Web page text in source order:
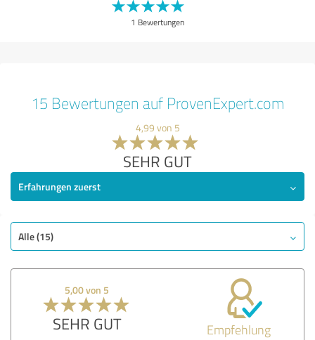
1 Bewertungen
15 Bewertungen auf ProvenExpert.com
4,99 von 5
SEHR GUT
Erfahrungen zuerst
Alle (15)
5,00 von 5
SEHR GUT Empfehlung